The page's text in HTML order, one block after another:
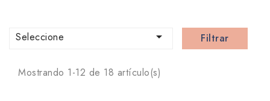
Seleccione  Filtrar
Mostrando 1-12 de 18 artículo(s)